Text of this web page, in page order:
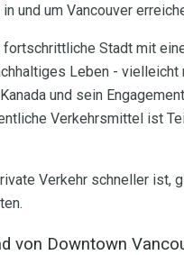
und um Vancouver
fortschrittliche Stadt mit
Leben - vielleicht
und sein
Verkehrsmittel ist
Verkehr schneller ist,
von Downtown